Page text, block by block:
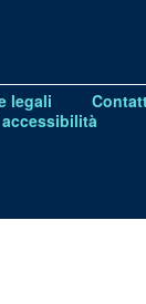
legali